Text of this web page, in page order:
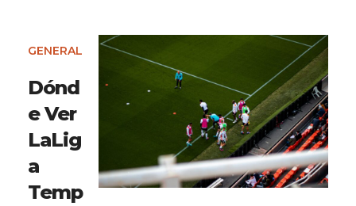
GENERAL
Dónd
e Ver
LaLig
a
Temp